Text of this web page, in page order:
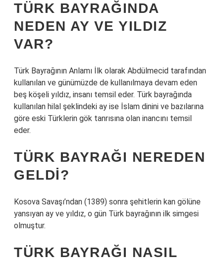
TÜRK BAYRAĞINDA
NEDEN AY VE YILDIZ
VAR?
Türk Bayrağının Anlamı İlk olarak Abdülmecid tarafından
kullanılan ve günümüzde de kullanılmaya devam eden
beş köşeli yıldız, insanı temsil eder. Türk bayrağında
kullanılan hilal şeklindeki ay ise İslam dinini ve bazılarına
göre eski Türklerin gök tanrısına olan inancını temsil
eder.
TÜRK BAYRAĞI NEREDEN
GELDI?
Kosova Savaşı’ndan (1389) sonra şehitlerin kan gölüne
yansıyan ay ve yıldız, o gün Türk bayrağının ilk simgesi
olmuştur.
TÜRK BAYRAĞI NASIL